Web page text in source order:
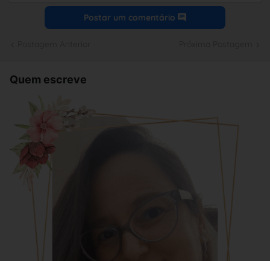
Postar um comentário
Quem escreve